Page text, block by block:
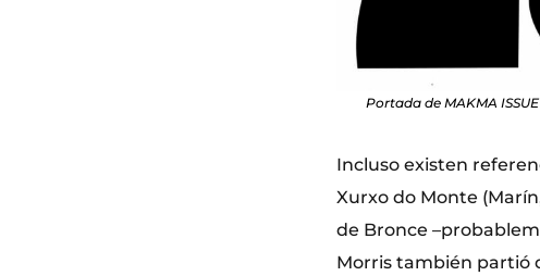
Portada de MAKMA
Incluso existen
Xurxo do Monte
de Bronce
Morris también partió